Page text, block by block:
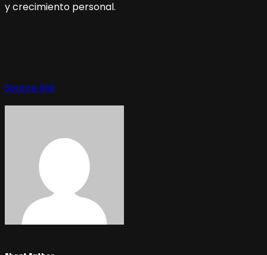
y crecimiento personal.
de
entradas
Source link